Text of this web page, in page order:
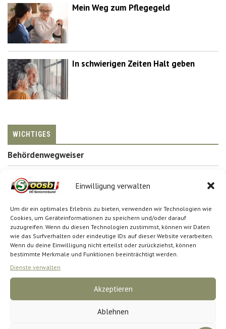
Einwilligung verwalten
Um dir ein optimales Erlebnis zu bieten, verwenden wir Technologien wie
Cookies, um Geräteinformationen zu speichern und/oder darauf
zuzugreifen. Wenn du diesen Technologien zustimmst, können wir Daten
wie das Surfverhalten oder eindeutige IDs auf dieser Website verarbeiten.
Wenn du deine Einwilligung nicht erteilst oder zurückziehst, können
bestimmte Merkmale und Funktionen beeinträchtigt werden.
Dienste verwalten
Akzeptieren
Ablehnen
Mein Weg zum Pflegegeld
In schwierigen Zeiten Halt geben
WICHTIGES
Behördenwegweiser
Antragsformulare
SUCHE
Impressum Datenschutz Cookie-Richtlinie (EU)